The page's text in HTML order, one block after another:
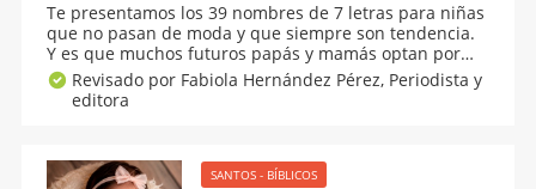
Te presentamos los 39 nombres de 7 letras para niñas
que no pasan de moda y que siempre son tendencia.
Y es que muchos futuros papás y mamás optan por
nombres largos para niñas porque se relacionan con
bebés con mucha personalidad y porque poseen una
Revisado por Fabiola Hernández Pérez, Periodista y
editora
SANTOS - BÍBLICOS